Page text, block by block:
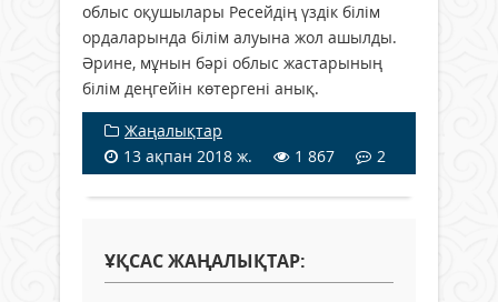
облыс оқушылары Ресейдің үздік білім
ордаларында білім алуына жол ашылды.
Әрине, мұнын бәрі облыс жастарының
білім деңгейін көтергені анық.
Жаңалықтар
13 ақпан 2018 ж.
1 867 2
ҰҚСАС ЖАҢАЛЫҚТАР: